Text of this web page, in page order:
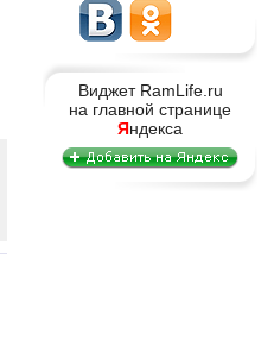
Виджет RamLife.ru
на главной странице
Яндекса